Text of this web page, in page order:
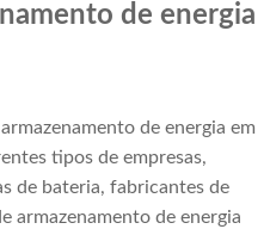
de energia
de energia em
tipos de empresas,
de bateria, fabricantes de
armazenamento de energia